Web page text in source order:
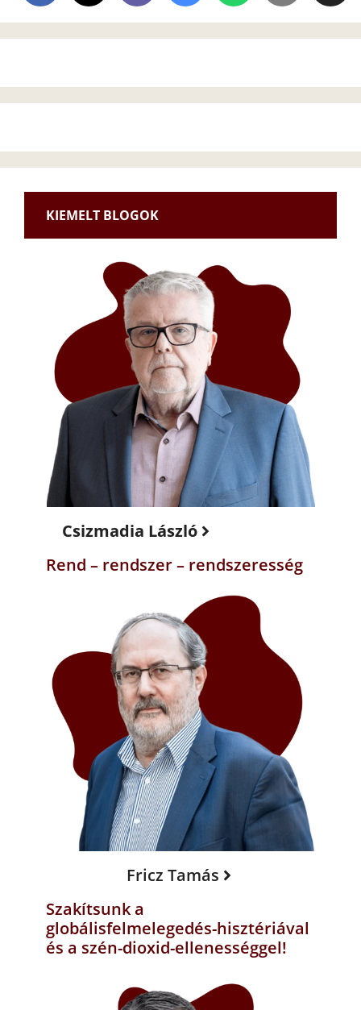
KIEMELT BLOGOK
Csizmadia László
Rend – rendszer – rendszeresség
Fricz Tamás
Szakítsunk a
globálisfelmelegedés-hisztériával
és a szén-dioxid-ellenességgel!